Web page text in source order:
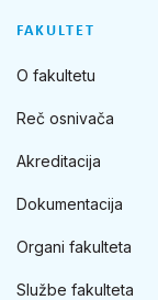
FAKULTET
O fakultetu
Reč osnivača
Akreditacija
Dokumentacija
Organi fakulteta
Službe fakulteta